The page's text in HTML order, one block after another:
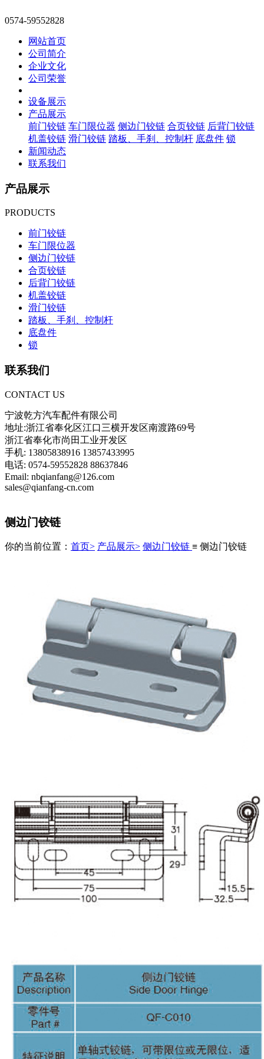
0574-59552828
网站首页
公司简介
企业文化
公司荣誉
设备展示
产品展示
前门铰链 车门限位器 侧边门铰链 合页铰链 后背门铰链
机盖铰链 滑门铰链 踏板、手刹、控制杆 底盘件 锁
新闻动态
联系我们
产品展示
PRODUCTS
前门铰链
车门限位器
侧边门铰链
合页铰链
后背门铰链
机盖铰链
滑门铰链
踏板、手刹、控制杆
底盘件
锁
联系我们
CONTACT US
宁波乾方汽车配件有限公司
地址:浙江省奉化区江口三横开发区南渡路69号
浙江省奉化市尚田工业开发区
手机: 13805838916 13857433995
电话: 0574-59552828 88637846
Email: nbqianfang@126.com
sales@qianfang-cn.com
侧边门铰链
你的当前位置： 首页> 产品展示> 侧边门铰链 ≡ 侧边门铰链